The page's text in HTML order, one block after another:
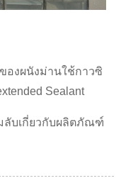
องผนังม่านใช้กาวซิ
Sealant
ลับเกี่ยวกับผลิตภัณฑ์